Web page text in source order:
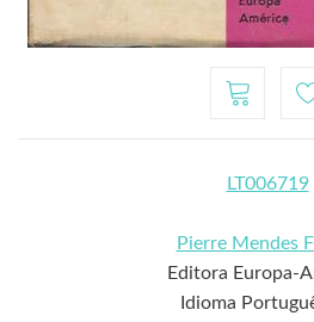
LT006719
Pierre Mendes
Editora Europa-
Idioma